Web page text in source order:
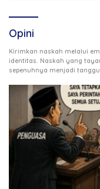
Opini
Kirimkan naskah melalui
identitas. Naskah yang
sepenuhnya menjadi